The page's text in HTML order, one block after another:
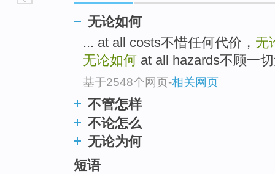
无论如何
... at all costs不惜任何代价， 无
无论如何 at all hazards不顾一
基于2548个网页-相关网页
不管怎样
不论怎么
无论为何
短语